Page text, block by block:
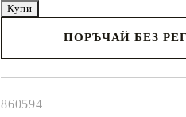
ПОРЪЧАЙ БЕЗ
860594